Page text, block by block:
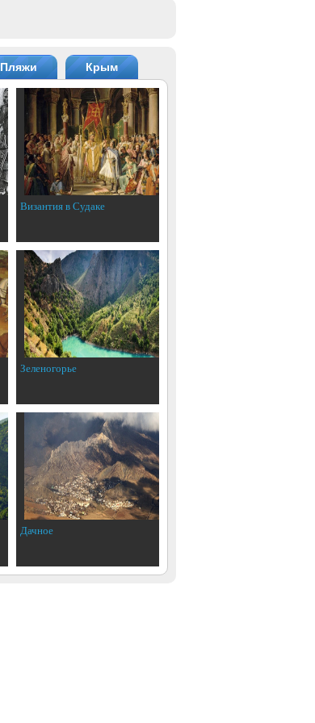
Пляжи Крым
Византия в Судаке
Зеленогорье
Дачное